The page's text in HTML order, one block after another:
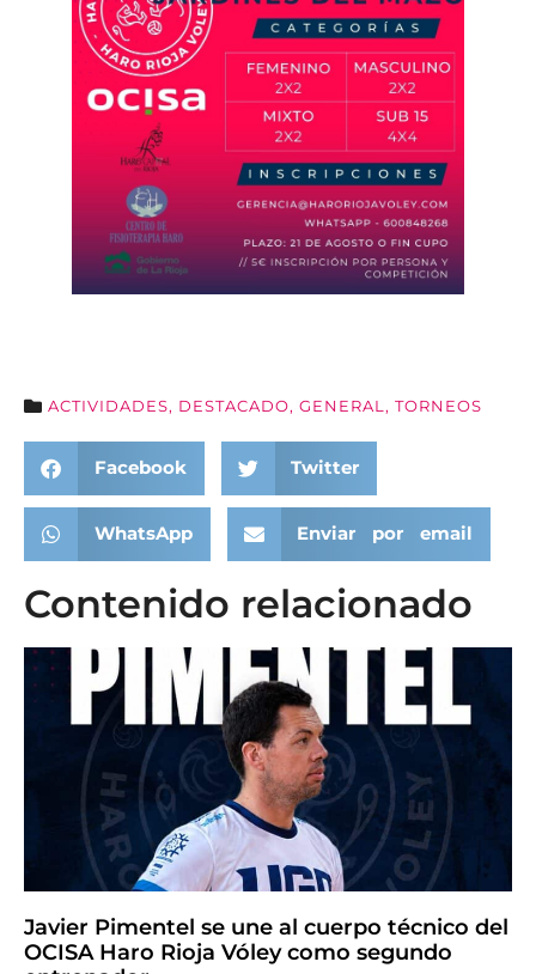
ACTIVIDADES, DESTACADO, GENERAL , TORNEOS
Facebook Twitter
WhatsApp Enviar por email
Contenido relacionado
Javier Pimentel se une al cuerpo técnico del
OCISA Haro Rioja Vóley como segundo